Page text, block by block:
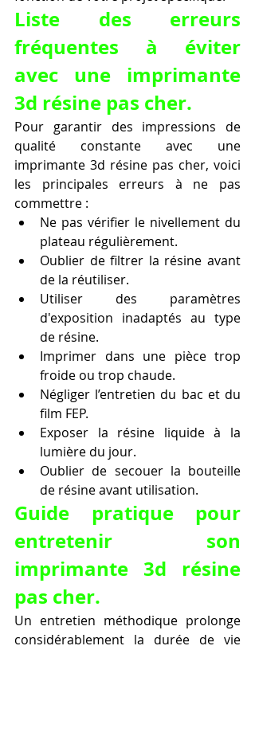
Liste des erreurs
fréquentes à éviter
avec une imprimante
3d résine pas cher.
Pour garantir des impressions de
qualité constante avec une
imprimante 3d résine pas cher, voici
les principales erreurs à ne pas
commettre :
Ne pas vérifier le nivellement du
plateau régulièrement.
Oublier de filtrer la résine avant
de la réutiliser.
Utiliser des paramètres
d'exposition inadaptés au type
de résine.
Imprimer dans une pièce trop
froide ou trop chaude.
Négliger l’entretien du bac et du
film FEP.
Exposer la résine liquide à la
lumière du jour.
Oublier de secouer la bouteille
de résine avant utilisation.
Guide pratique pour
entretenir son
imprimante 3d résine
pas cher.
Un entretien méthodique prolonge
considérablement la durée de vie